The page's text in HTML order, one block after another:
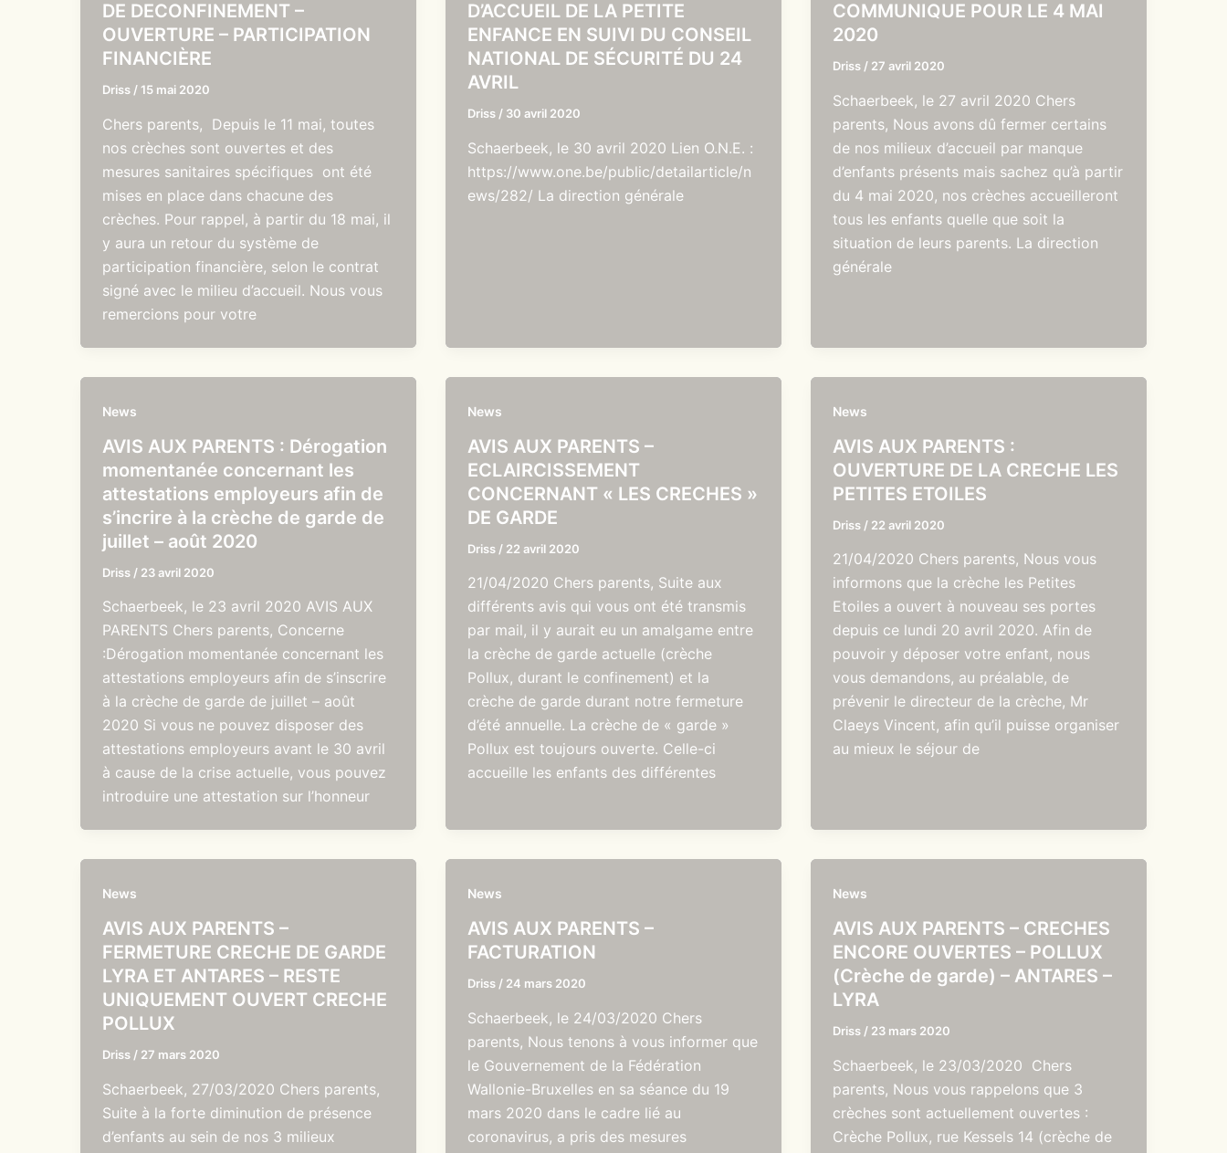
DE DECONFINEMENT –
OUVERTURE – PARTICIPATION
FINANCIÈRE
Driss / 15 mai 2020
Chers parents, Depuis le 11 mai, toutes
nos crèches sont ouvertes et des
mesures sanitaires spécifiques ont été
mises en place dans chacune des
crèches. Pour rappel, à partir du 18 mai, il
y aura un retour du système de
participation financière, selon le contrat
signé avec le milieu d’accueil. Nous vous
remercions pour votre
D’ACCUEIL DE LA PETITE
ENFANCE EN SUIVI DU CONSEIL
NATIONAL DE SÉCURITÉ DU 24
AVRIL
Driss / 30 avril 2020
Schaerbeek, le 30 avril 2020 Lien O.N.E. :
https://www.one.be/public/detailarticle/n
ews/282/ La direction générale
COMMUNIQUE POUR LE 4 MAI
2020
Driss / 27 avril 2020
Schaerbeek, le 27 avril 2020 Chers
parents, Nous avons dû fermer certains
de nos milieux d’accueil par manque
d’enfants présents mais sachez qu’à partir
du 4 mai 2020, nos crèches accueilleront
tous les enfants quelle que soit la
situation de leurs parents. La direction
générale
News
AVIS AUX PARENTS : Dérogation
momentanée concernant les
attestations employeurs afin de
s’incrire à la crèche de garde de
juillet – août 2020
Driss / 23 avril 2020
Schaerbeek, le 23 avril 2020 AVIS AUX
PARENTS Chers parents, Concerne
:Dérogation momentanée concernant les
attestations employeurs afin de s’inscrire
à la crèche de garde de juillet – août
2020 Si vous ne pouvez disposer des
attestations employeurs avant le 30 avril
à cause de la crise actuelle, vous pouvez
introduire une attestation sur l’honneur
News
AVIS AUX PARENTS –
ECLAIRCISSEMENT
CONCERNANT « LES CRECHES »
DE GARDE
Driss / 22 avril 2020
21/04/2020 Chers parents, Suite aux
différents avis qui vous ont été transmis
par mail, il y aurait eu un amalgame entre
la crèche de garde actuelle (crèche
Pollux, durant le confinement) et la
crèche de garde durant notre fermeture
d’été annuelle. La crèche de « garde »
Pollux est toujours ouverte. Celle-ci
accueille les enfants des différentes
News
AVIS AUX PARENTS :
OUVERTURE DE LA CRECHE LES
PETITES ETOILES
Driss / 22 avril 2020
21/04/2020 Chers parents, Nous vous
informons que la crèche les Petites
Etoiles a ouvert à nouveau ses portes
depuis ce lundi 20 avril 2020. Afin de
pouvoir y déposer votre enfant, nous
vous demandons, au préalable, de
prévenir le directeur de la crèche, Mr
Claeys Vincent, afin qu’il puisse organiser
au mieux le séjour de
News
AVIS AUX PARENTS –
FERMETURE CRECHE DE GARDE
LYRA ET ANTARES – RESTE
UNIQUEMENT OUVERT CRECHE
POLLUX
Driss / 27 mars 2020
Schaerbeek, 27/03/2020 Chers parents,
Suite à la forte diminution de présence
d’enfants au sein de nos 3 milieux
News
AVIS AUX PARENTS –
FACTURATION
Driss / 24 mars 2020
Schaerbeek, le 24/03/2020 Chers
parents, Nous tenons à vous informer que
le Gouvernement de la Fédération
Wallonie-Bruxelles en sa séance du 19
mars 2020 dans le cadre lié au
coronavirus, a pris des mesures
News
AVIS AUX PARENTS – CRECHES
ENCORE OUVERTES – POLLUX
(Crèche de garde) – ANTARES –
LYRA
Driss / 23 mars 2020
Schaerbeek, le 23/03/2020 Chers
parents, Nous vous rappelons que 3
crèches sont actuellement ouvertes :
Crèche Pollux, rue Kessels 14 (crèche de